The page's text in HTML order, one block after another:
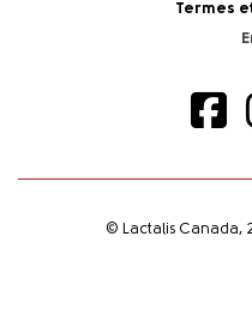
Termes
© Lactalis Canada,